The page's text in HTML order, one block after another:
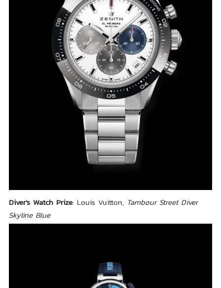
Diver’s Watch Prize: Louis Vuitton, Tambour Street Diver
Skyline Blue